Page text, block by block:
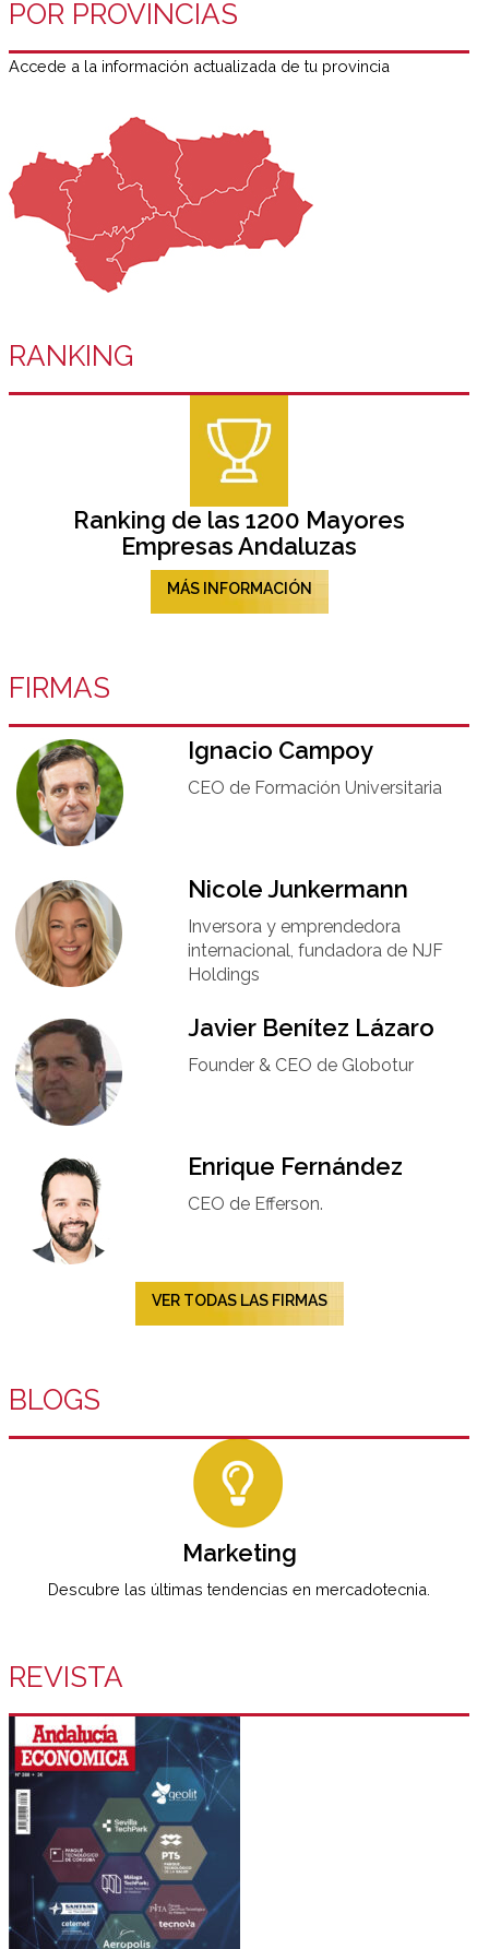
POR PROVINCIAS
Accede a la información actualizada de tu provincia
RANKING
Ranking de las 1200 Mayores
Empresas Andaluzas
MÁS INFORMACIÓN
FIRMAS
Ignacio Campoy​
CEO de Formación Universitaria​
Nicole Junkermann​
Inversora y emprendedora
internacional, fundadora de NJF
Holdings
Javier Benítez Lázaro
Founder & CEO de Globotur​
Enrique Fernández
CEO de Efferson.
VER TODAS LAS FIRMAS
BLOGS
Marketing
Descubre las últimas tendencias en mercadotecnia.
REVISTA